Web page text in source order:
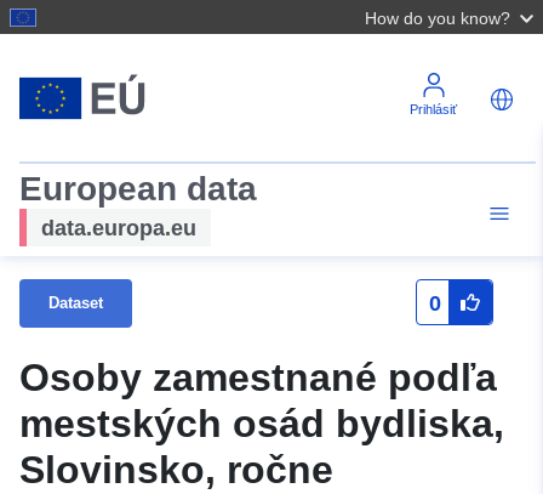
How do you know?
Prihlásiť
European data
data.europa.eu
Dataset 0
Osoby zamestnané podľa
mestských osád bydliska,
Slovinsko, ročne